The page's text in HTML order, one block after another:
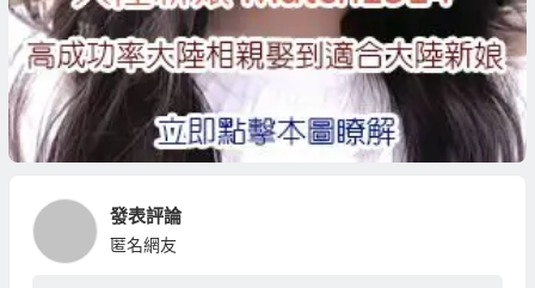
發表評論
匿名網友